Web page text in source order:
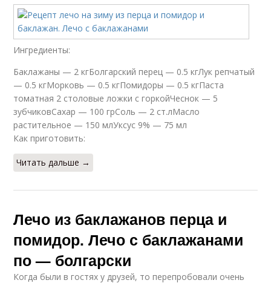
Ингредиенты:
Баклажаны — 2 кгБолгарский перец — 0.5 кгЛук репчатый
— 0.5 кгМорковь — 0.5 кгПомидоры — 0.5 кгПаста
томатная 2 столовые ложки с горкойЧеснок — 5
зубчиковСахар — 100 грСоль — 2 ст.лМасло
растительное — 150 млУксус 9% — 75 мл
Как приготовить:
Читать дальше →
Лечо из баклажанов перца и
помидор. Лечо с баклажанами
по — болгарски
Когда были в гостях у друзей, то перепробовали очень